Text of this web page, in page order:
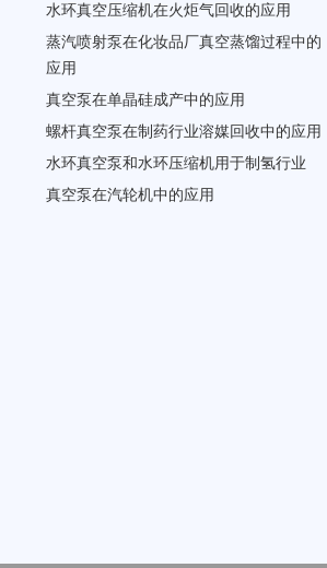
水环真空压缩机在火炬气回收的应用
蒸汽喷射泵在化妆品厂真空蒸馏过程中的
应用
真空泵在单晶硅成产中的应用
螺杆真空泵在制药行业溶媒回收中的应用
水环真空泵和水环压缩机用于制氢行业
真空泵在汽轮机中的应用